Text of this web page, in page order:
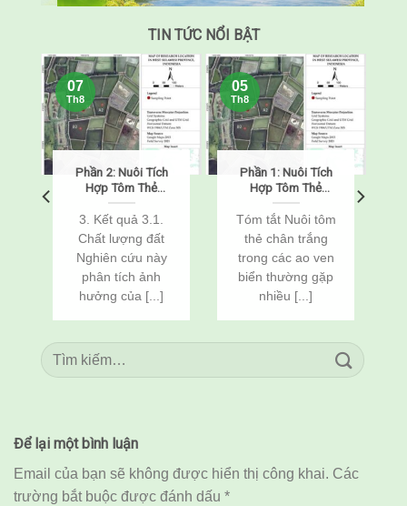
TIN TỨC NỔI BẬT
Phần 2: Nuôi Tích
Hợp Tôm Thẻ
Chân Trắng
(Penaeus
vannamei) Và Cá
Rô Phi
(Oreochromis
niloticus) Thông
Qua Cải Tạo Đất
3. Kết quả 3.1.
Chất lượng đất
Nghiên cứu này
phân tích ảnh
hưởng của [...]
07
Th8
Phần 1: Nuôi Tích
Hợp Tôm Thẻ
Chân Trắng
(Penaeus
vannamei) Và Cá
Rô Phi
(Oreochromis
niloticus) Thông
Qua Cải Tạo Đất
Tóm tắt Nuôi tôm
thẻ chân trắng
trong các ao ven
biển thường gặp
nhiều [...]
05
Th8
Để lại một bình luận
Email của bạn sẽ không được hiển thị công khai. Các
trường bắt buộc được đánh dấu *